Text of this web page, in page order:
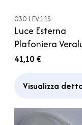
030 LEV11S
Luce Esterna
Plafoniera
11W 12V Argento
Caravan
41,10 €
Visualizza